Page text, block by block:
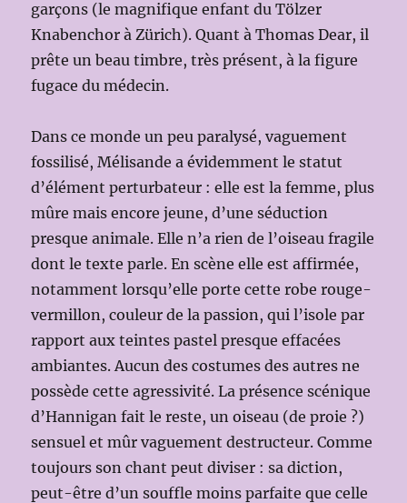
garçons (le magnifique enfant du Tölzer
Knabenchor à Zürich). Quant à Thomas Dear, il
prête un beau timbre, très présent, à la figure
fugace du médecin.
Dans ce monde un peu paralysé, vaguement
fossilisé, Mélisande a évidemment le statut
d’élément perturbateur : elle est la femme, plus
mûre mais encore jeune, d’une séduction
presque animale. Elle n’a rien de l’oiseau fragile
dont le texte parle. En scène elle est affirmée,
notamment lorsqu’elle porte cette robe rouge-
vermillon, couleur de la passion, qui l’isole par
rapport aux teintes pastel presque effacées
ambiantes. Aucun des costumes des autres ne
possède cette agressivité. La présence scénique
d’Hannigan fait le reste, un oiseau (de proie ?)
sensuel et mûr vaguement destructeur. Comme
toujours son chant peut diviser : sa diction,
peut-être d’un souffle moins parfaite que celle